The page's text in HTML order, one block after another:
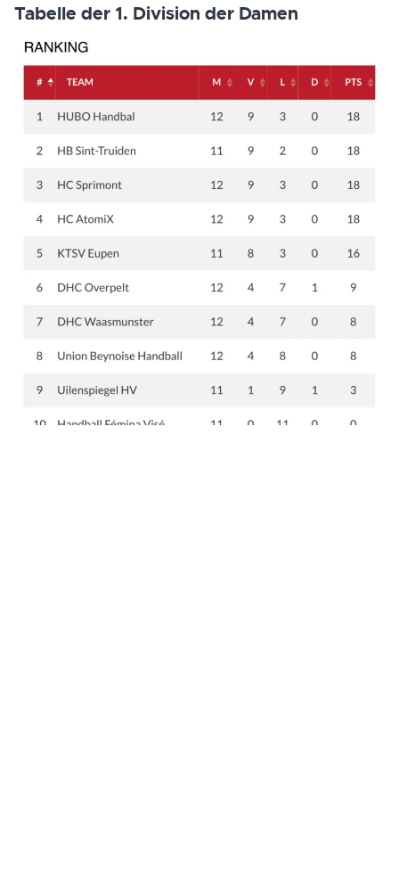
Tabelle der 1. Division der Damen